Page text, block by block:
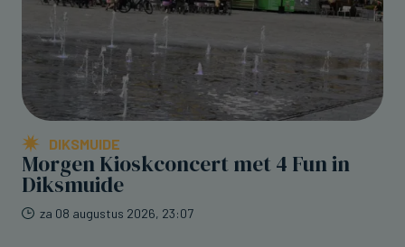
DIKSMUIDE
Morgen Kioskconcert met 4 Fun in
Diksmuide
za 08 augustus 2026, 23:07